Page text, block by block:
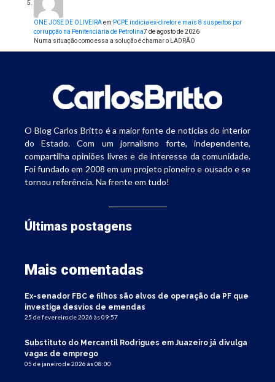
ONE JOSE DE OLIVEIRAem PCPE indicia ex-diretor e mais 8 suspeitos por
corrupção na Penitenciária de Petrolina7 de agosto de 2026
Numa situação como essa a solução é chamar o LADRÃO
O Blog Carlos Britto é a maior fonte de notícias do interior
do Estado. Com um jornalismo forte, independente,
compartilha opiniões livres e de interesse da comunidade.
Foi fundado em 2008 em um projeto pioneiro e ousado e se
tornou referência. Na frente em tudo!
Últimas postagens
Mais comentadas
Ex-senador FBC e filhos são alvos de operação da PF que
investiga desvios de emendas
25 de fevereiro de 2026 às 09:57
Substituto do Mercantil Rodrigues em Juazeiro já divulga
vagas de emprego
05 de janeiro de 2026 às 08:00